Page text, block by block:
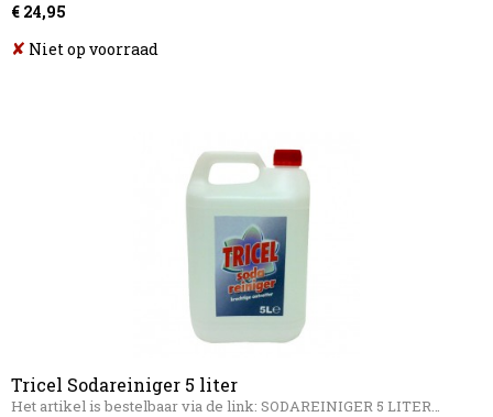
€ 24,95
✘ Niet op voorraad
Tricel Sodareiniger 5 liter
Het artikel is bestelbaar via de link: SODAREINIGER 5 LITER…